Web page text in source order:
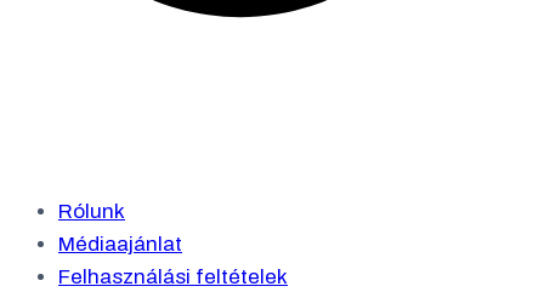
Rólunk
Médiaajánlat
Felhasználási feltételek